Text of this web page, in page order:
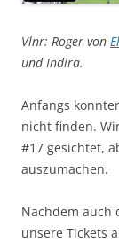
Vlnr: Roger von
und Indira.
Anfangs
nicht finden.
#17 gesichtet,
auszumachen.
Nachdem auch
unsere Tickets